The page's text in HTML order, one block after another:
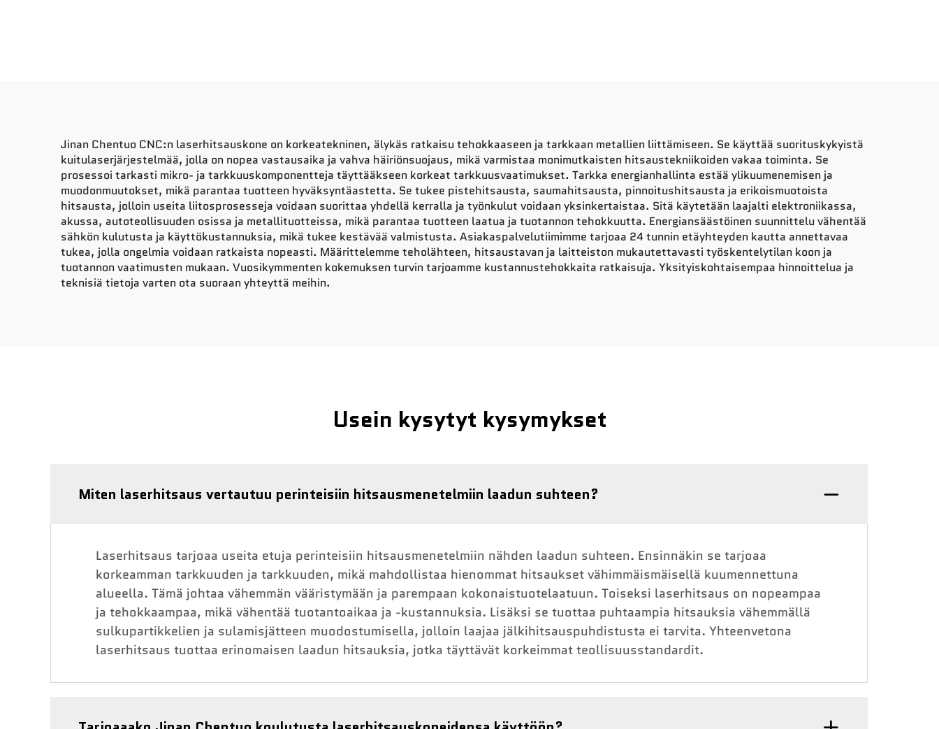
Jinan Chentuo CNC:n laserhitsauskone on korkeatekninen, älykäs ratkaisu tehokkaaseen ja tarkkaan metallien liittämiseen. Se käyttää suorituskykyistä
kuitulaserjärjestelmää, jolla on nopea vastausaika ja vahva häiriönsuojaus, mikä varmistaa monimutkaisten hitsaustekniikoiden vakaa toiminta. Se
prosessoi tarkasti mikro- ja tarkkuuskomponentteja täyttääkseen korkeat tarkkuusvaatimukset. Tarkka energianhallinta estää ylikuumenemisen ja
muodonmuutokset, mikä parantaa tuotteen hyväksyntäastetta. Se tukee pistehitsausta, saumahitsausta, pinnoitushitsausta ja erikoismuotoista
hitsausta, jolloin useita liitosprosesseja voidaan suorittaa yhdellä kerralla ja työnkulut voidaan yksinkertaistaa. Sitä käytetään laajalti elektroniikassa,
akussa, autoteollisuuden osissa ja metallituotteissa, mikä parantaa tuotteen laatua ja tuotannon tehokkuutta. Energiansäästöinen suunnittelu vähentää
sähkön kulutusta ja käyttökustannuksia, mikä tukee kestävää valmistusta. Asiakaspalvelutiimimme tarjoaa 24 tunnin etäyhteyden kautta annettavaa
tukea, jolla ongelmia voidaan ratkaista nopeasti. Määrittelemme teholähteen, hitsaustavan ja laitteiston mukautettavasti työskentelytilan koon ja
tuotannon vaatimusten mukaan. Vuosikymmenten kokemuksen turvin tarjoamme kustannustehokkaita ratkaisuja. Yksityiskohtaisempaa hinnoittelua ja
teknisiä tietoja varten ota suoraan yhteyttä meihin.
Usein kysytyt kysymykset
Miten laserhitsaus vertautuu perinteisiin hitsausmenetelmiin laadun suhteen?
Laserhitsaus tarjoaa useita etuja perinteisiin hitsausmenetelmiin nähden laadun suhteen. Ensinnäkin se tarjoaa
korkeamman tarkkuuden ja tarkkuuden, mikä mahdollistaa hienommat hitsaukset vähimmäismäisellä kuumennettuna
alueella. Tämä johtaa vähemmän vääristymään ja parempaan kokonaistuotelaatuun. Toiseksi laserhitsaus on nopeampaa
ja tehokkaampaa, mikä vähentää tuotantoaikaa ja -kustannuksia. Lisäksi se tuottaa puhtaampia hitsauksia vähemmällä
sulkupartikkelien ja sulamisjätteen muodostumisella, jolloin laajaa jälkihitsauspuhdistusta ei tarvita. Yhteenvetona
laserhitsaus tuottaa erinomaisen laadun hitsauksia, jotka täyttävät korkeimmat teollisuusstandardit.